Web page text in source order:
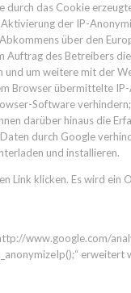
das Cookie
der IP-
über den
des Betreibers
um weitere mit der
Browser übermittelte
Software
darüber hinaus die
durch Google
und installieren.
Link klicken. Es wird
www.google.com/